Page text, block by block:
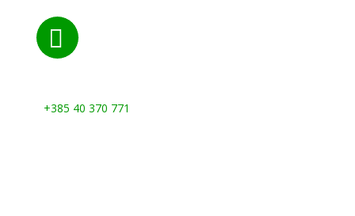

+385 40 370 771